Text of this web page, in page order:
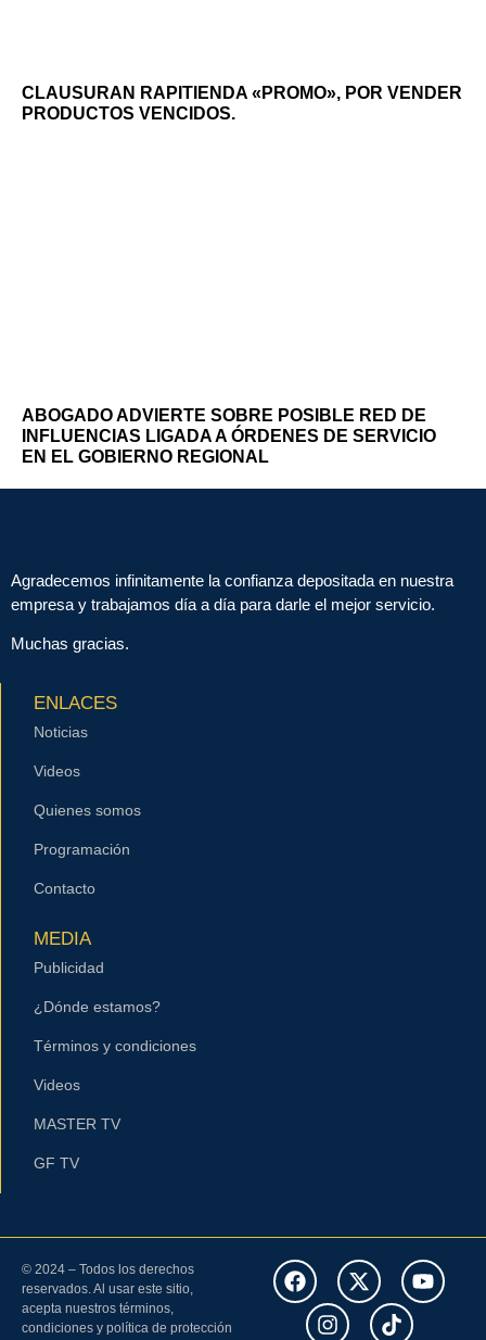
CLAUSURAN RAPITIENDA «PROMO», POR VENDER
PRODUCTOS VENCIDOS.
ABOGADO ADVIERTE SOBRE POSIBLE RED DE
INFLUENCIAS LIGADA A ÓRDENES DE SERVICIO
EN EL GOBIERNO REGIONAL
Agradecemos infinitamente la confianza depositada en nuestra
empresa y trabajamos día a día para darle el mejor servicio.
Muchas gracias.
ENLACES
Noticias
Videos
Quienes somos
Programación
Contacto
MEDIA
Publicidad
¿Dónde estamos?
Términos y condiciones
Videos
MASTER TV
GF TV
© 2024 – Todos los derechos
reservados. Al usar este sitio,
acepta nuestros términos,
condiciones y política de protección